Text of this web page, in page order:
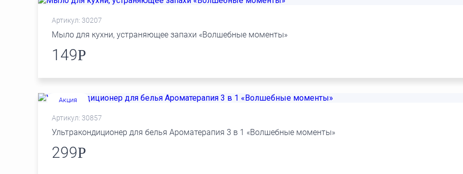
Артикул: 30207
Мыло для кухни, устраняющее запахи «Волшебные моменты»
149Р
Акция
Артикул: 30857
Ультракондиционер для белья Ароматерапия 3 в 1 «Волшебные моменты»
299Р